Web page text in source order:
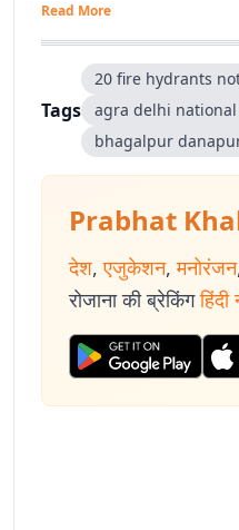
Read More
Tags
20 fire hydrants
agra delhi
bhagalpur
Prabhat
देश, एजुकेशन, मनोरंजन
रोजाना की ब्रेकिंग